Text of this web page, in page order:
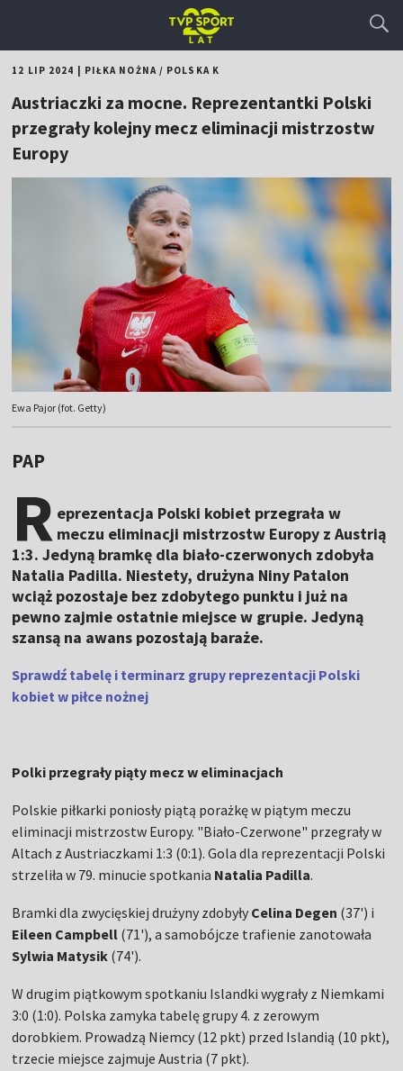
12 LIP 2024 PIŁKA NOŻNA/ POLSKA K
Austriaczki za mocne. Reprezentantki Polski
przegrały kolejny mecz eliminacji mistrzostw
Europy
Ewa Pajor (fot. Getty)
PAP
R eprezentacja Polski kobiet przegrała w
meczu eliminacji mistrzostw Europy z Austrią
1:3. Jedyną bramkę dla biało-czerwonych zdobyła
Natalia Padilla. Niestety, drużyna Niny Patalon
wciąż pozostaje bez zdobytego punktu i już na
pewno zajmie ostatnie miejsce w grupie. Jedyną
szansą na awans pozostają baraże.
Sprawdź tabelę i terminarz grupy reprezentacji Polski
kobiet w piłce nożnej
Polki przegrały piąty mecz w eliminacjach
Polskie piłkarki poniosły piątą porażkę w piątym meczu
eliminacji mistrzostw Europy. "Biało-Czerwone" przegrały w
Altach z Austriaczkami 1:3 (0:1). Gola dla reprezentacji Polski
strzeliła w 79. minucie spotkania Natalia Padilla.
Bramki dla zwycięskiej drużyny zdobyły Celina Degen (37') i
Eileen Campbell (71'), a samobójcze trafienie zanotowała
Sylwia Matysik (74').
W drugim piątkowym spotkaniu Islandki wygrały z Niemkami
3:0 (1:0). Polska zamyka tabelę grupy 4. z zerowym
dorobkiem. Prowadzą Niemcy (12 pkt) przed Islandią (10 pkt),
trzecie miejsce zajmuje Austria (7 pkt).